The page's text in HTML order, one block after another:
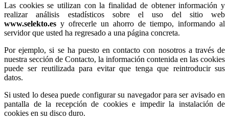
Las cookies se utilizan con la finalidad de obtener información y
realizar análisis estadísticos sobre el uso del sitio web
www.selekto.es y ofrecerle un ahorro de tiempo, informando al
servidor que usted ha regresado a una página concreta.
Por ejemplo, si se ha puesto en contacto con nosotros a través de
nuestra sección de Contacto, la información contenida en las cookies
puede ser reutilizada para evitar que tenga que reintroducir sus
datos.
Si usted lo desea puede configurar su navegador para ser avisado en
pantalla de la recepción de cookies e impedir la instalación de
cookies en su disco duro.